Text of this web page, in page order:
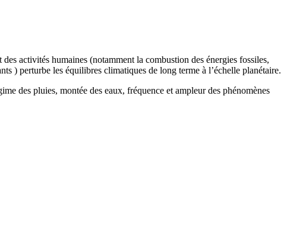
activités humaines (notamment la combustion des énergies fossiles,
) perturbe les équilibres climatiques de long terme à l’échelle planétaire.
des pluies, montée des eaux, fréquence et ampleur des phénomènes